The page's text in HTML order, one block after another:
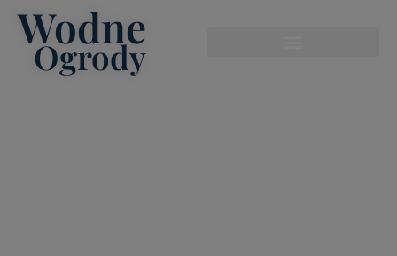
Wodne
Ogrody